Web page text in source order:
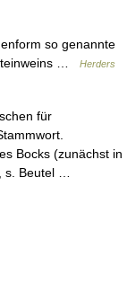
so genannte
…
Herders
für
Bocks (zunächst in
s. Beutel …